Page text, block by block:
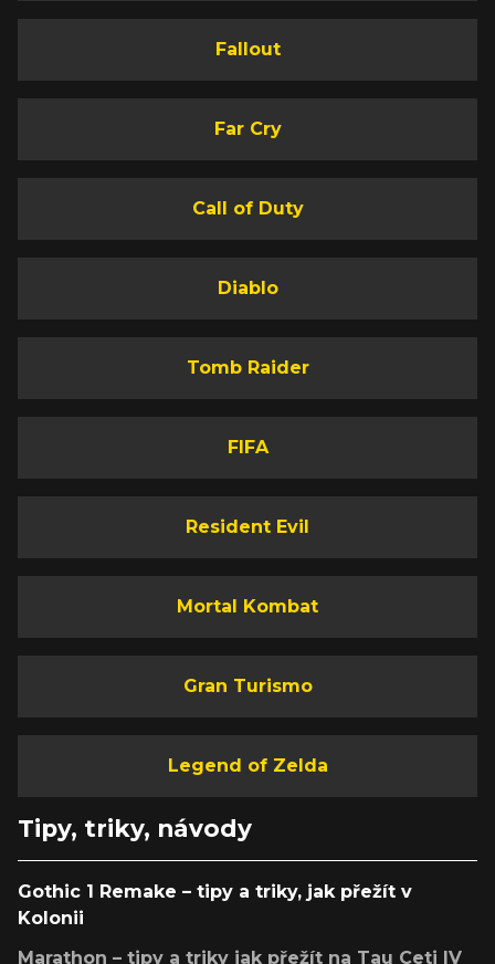
Fallout
Far Cry
Call of Duty
Diablo
Tomb Raider
FIFA
Resident Evil
Mortal Kombat
Gran Turismo
Legend of Zelda
Tipy, triky, návody
Gothic 1 Remake – tipy a triky, jak přežít v
Kolonii
Marathon – tipy a triky jak přežít na Tau Ceti IV